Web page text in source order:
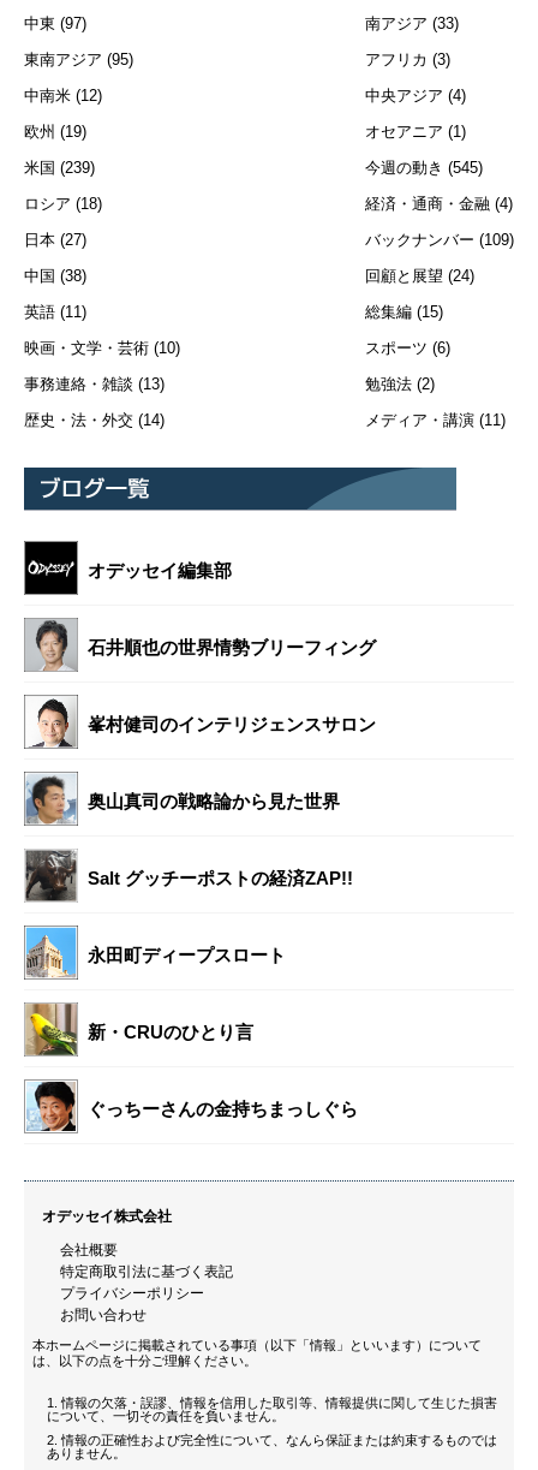
中東 (97)
東南アジア (95)
中南米 (12)
欧州 (19)
米国 (239)
ロシア (18)
日本 (27)
中国 (38)
英語 (11)
映画・文学・芸術 (10)
事務連絡・雑談 (13)
歴史・法・外交 (14)
南アジア (33)
アフリカ (3)
中央アジア (4)
オセアニア (1)
今週の動き (545)
経済・通商・金融 (4)
バックナンバー (109)
回顧と展望 (24)
総集編 (15)
スポーツ (6)
勉強法 (2)
メディア・講演 (11)
オデッセイ編集部
石井順也の世界情勢ブリーフィング
峯村健司のインテリジェンスサロン
奥山真司の戦略論から見た世界
Salt グッチーポストの経済ZAP!!
永田町ディープスロート
新・CRUのひとり言
ぐっちーさんの金持ちまっしぐら
オデッセイ株式会社
会社概要
特定商取引法に基づく表記
プライバシーポリシー
お問い合わせ
本ホームページに掲載されている事項（以下「情報」といいます）について
は、以下の点を十分ご理解ください。
情報の欠落・誤謬、情報を信用した取引等、情報提供に関して生じた損害
について、一切その責任を負いません。
情報の正確性および完全性について、なんら保証または約束するものでは
ありません。